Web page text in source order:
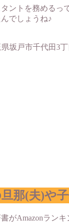
ントを務めるっ
でしょうね♪
坂戸市千代田3丁
那(夫)や
がAmazonランキ